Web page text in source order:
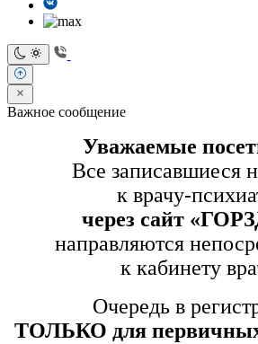
Важное сообщение
Уважаемые
Все записавшиеся
к врачу-
через сайт
направляются
к кабинету
Очередь в
ТОЛЬКО для